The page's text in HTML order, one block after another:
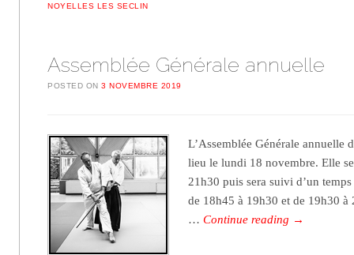
NOYELLES LES SECLIN
Assemblée Générale annuelle
POSTED ON3 NOVEMBRE 2019
L’Assemblée Générale annuelle
lieu le lundi 18 novembre. Elle
21h30 puis sera suivi d’un
de 18h45 à 19h30 et de 19h30 à
…Continue reading →